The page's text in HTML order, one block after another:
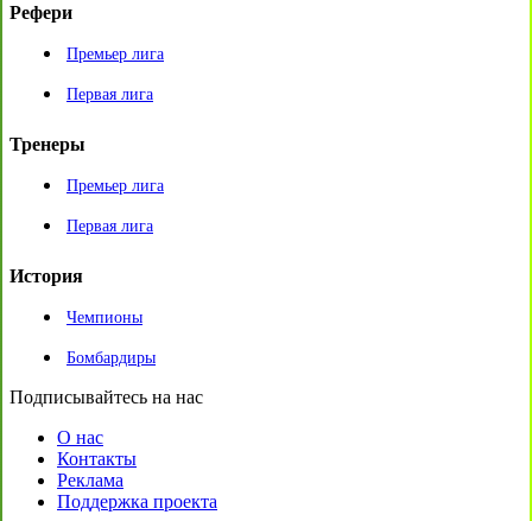
Рефери
Премьер лига
Первая лига
Тренеры
Премьер лига
Первая лига
История
Чемпионы
Бомбардиры
Подписывайтесь на нас
О нас
Контакты
Реклама
Поддержка проекта